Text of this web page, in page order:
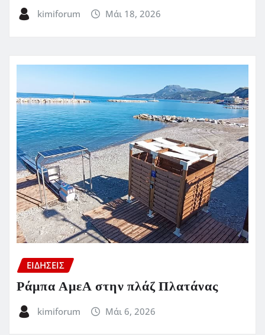
kimiforum Μάι 18, 2026
ΕΙΔΗΣΕΙΣ
Ράμπα ΑμεΑ στην πλάζ Πλατάνας
kimiforum Μάι 6, 2026